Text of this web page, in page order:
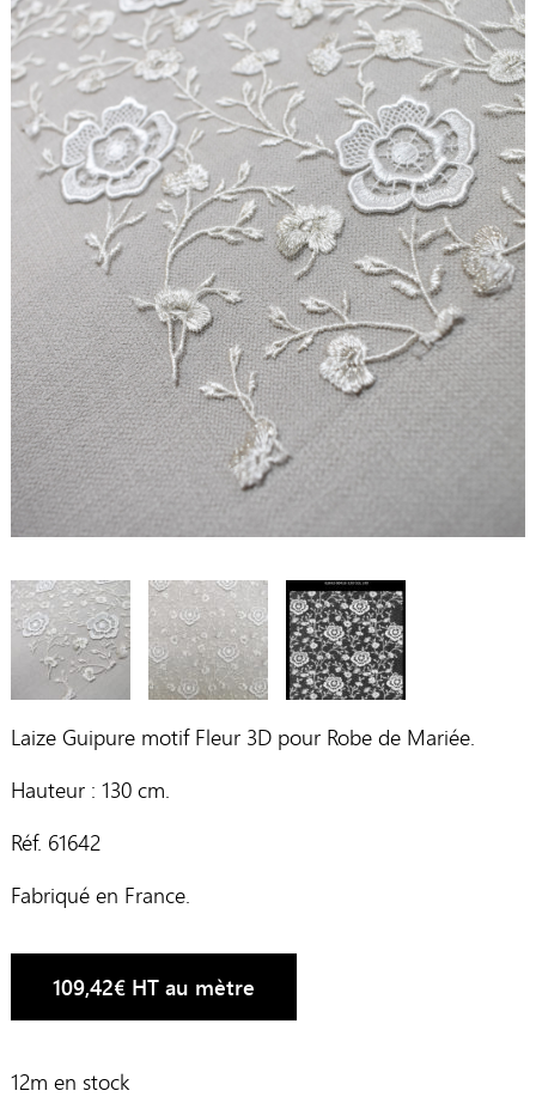
Laize Guipure motif Fleur 3D pour Robe de Mariée.
Hauteur : 130 cm.
Réf. 61642
Fabriqué en France.
109,42€HT au mètre
12m en stock